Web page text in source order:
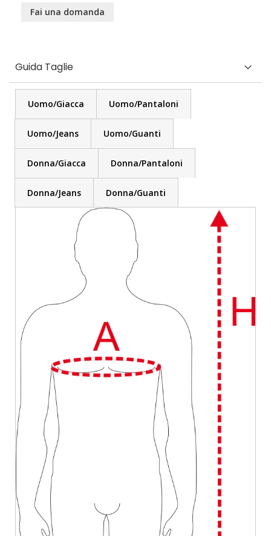
Fai una domanda
Guida Taglie
Uomo/Giacca Uomo/Pantaloni
Uomo/Jeans Uomo/Guanti
Donna/Giacca Donna/Pantaloni
Donna/Jeans Donna/Guanti